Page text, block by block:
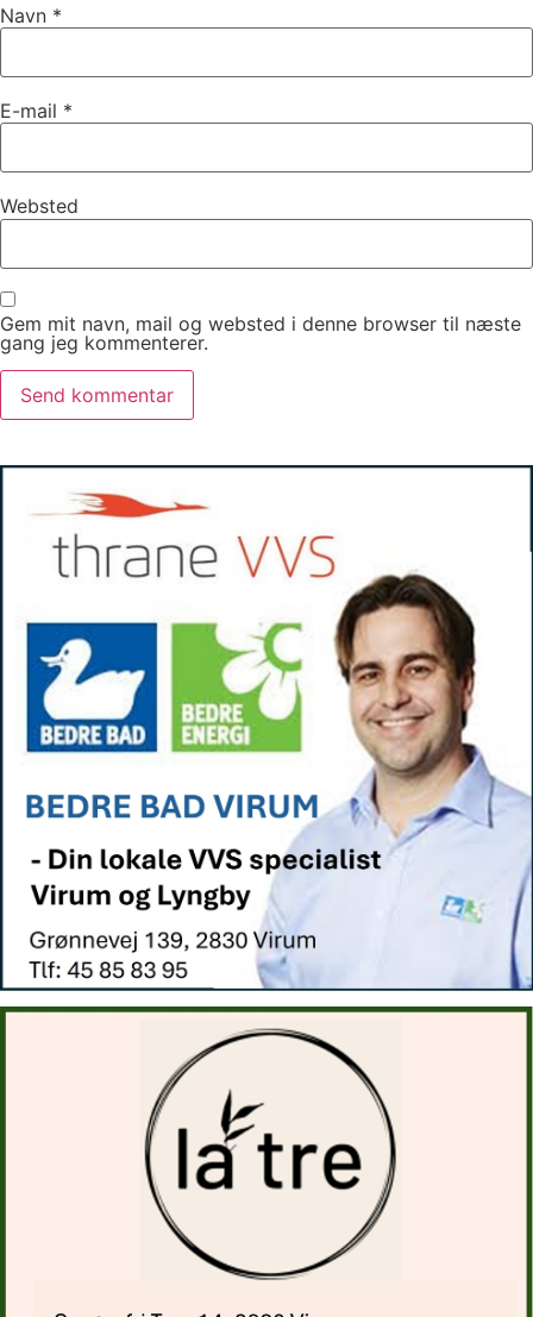
Navn *
E-mail *
Websted
Gem mit navn, mail og websted i denne browser til næste
gang jeg kommenterer.